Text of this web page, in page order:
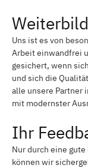
Uns ist es von
Arbeit einwandfrei
gesichert, wenn
und sich die
alle unsere Partner
mit modernster
Ihr
Nur durch eine
können wir